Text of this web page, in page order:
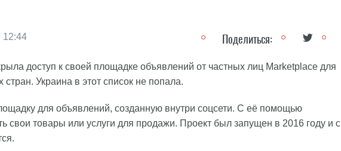
12:44 Поделиться:
доступ к своей площадке объявлений от частных лиц Marketplace для
Украина в этот список не попала.
для объявлений, созданную внутри соцсети. С её помощью
свои товары или услуги для продажи. Проект был запущен в 2016 году и с